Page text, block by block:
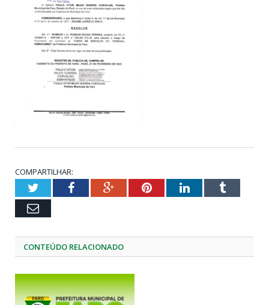
COMPARTILHAR:
TwitterFacebookGoogle+PinterestLinkedInTumblr
Email
CONTEÚDO RELACIONADO